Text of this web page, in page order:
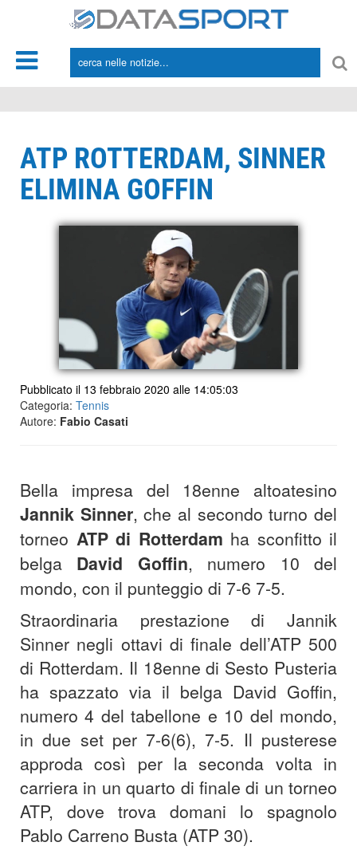
ATP ROTTERDAM, SINNER
ELIMINA GOFFIN
Pubblicato il 13 febbraio 2020 alle 14:05:03
Categoria: Tennis
Autore: Fabio Casati
Bella impresa del 18enne altoatesino
Jannik Sinner, che al secondo turno del
torneo ATP di Rotterdam ha sconfitto il
belga David Goffin, numero 10 del
mondo, con il punteggio di 7-6 7-5.
Straordinaria prestazione di Jannik
Sinner negli ottavi di finale dell’ATP 500
di Rotterdam. Il 18enne di Sesto Pusteria
ha spazzato via il belga David Goffin,
numero 4 del tabellone e 10 del mondo,
in due set per 7-6(6), 7-5. Il pusterese
approda così per la seconda volta in
carriera in un quarto di finale di un torneo
ATP, dove trova domani lo spagnolo
Pablo Carreno Busta (ATP 30).